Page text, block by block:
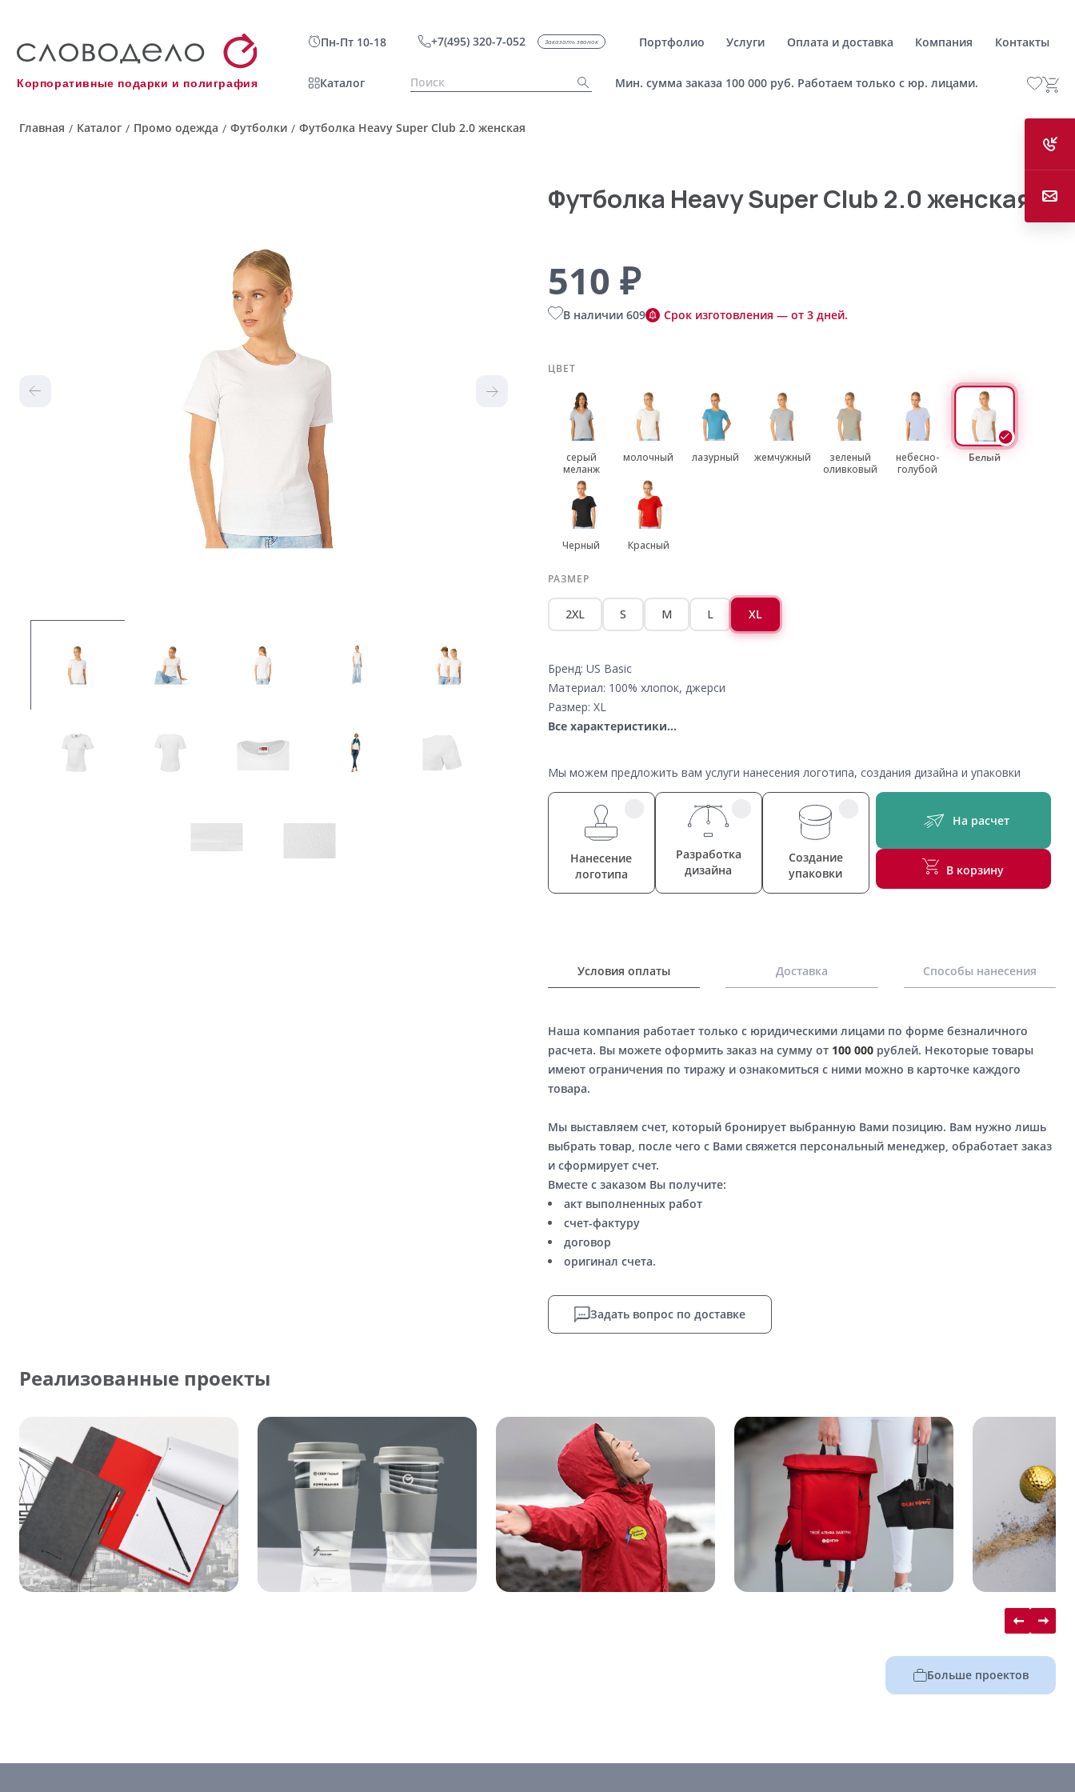
Корпоративные подарки и полиграфия
Пн-Пт 10-18 +7(495) 320-7-052 Заказать звонок Портфолио Услуги Оплата и доставка Компания Контакты
Каталог Мин. сумма заказа 100 000 руб. Работаем только с юр. лицами.
Главная / Каталог / Промо одежда / Футболки / Футболка Heavy Super Club 2.0 женская
Футболка Heavy Super Club 2.0 женская
510 ₽
В наличии 609 Срок изготовления — от 3 дней.
ЦВЕТ
серый
меланж
молочный лазурный жемчужный
зеленый
оливковый
небесно-
голубой
Белый
Черный Красный
РАЗМЕР
2XL S M L XL
Бренд: US Basic
Материал: 100% хлопок, джерси
Размер: XL
Все характеристики...
Мы можем предложить вам услуги нанесения логотипа, создания дизайна и упаковки
Нанесение
логотипа
Разработка
дизайна
Создание
упаковки
На расчет
В корзину
Условия оплаты Доставка Способы нанесения
Наша компания работает только с юридическими лицами по форме безналичного
расчета. Вы можете оформить заказ на сумму от 100 000рублей. Некоторые товары
имеют ограничения по тиражу и ознакомиться с ними можно в карточке каждого
товара.
Мы выставляем счет, который бронирует выбранную Вами позицию. Вам нужно лишь
выбрать товар, после чего с Вами свяжется персональный менеджер, обработает заказ
и сформирует счет.
Вместе с заказом Вы получите:
акт выполненных работ
счет-фактуру
договор
оригинал счета.
Задать вопрос по доставке
Реализованные проекты
Больше проектов